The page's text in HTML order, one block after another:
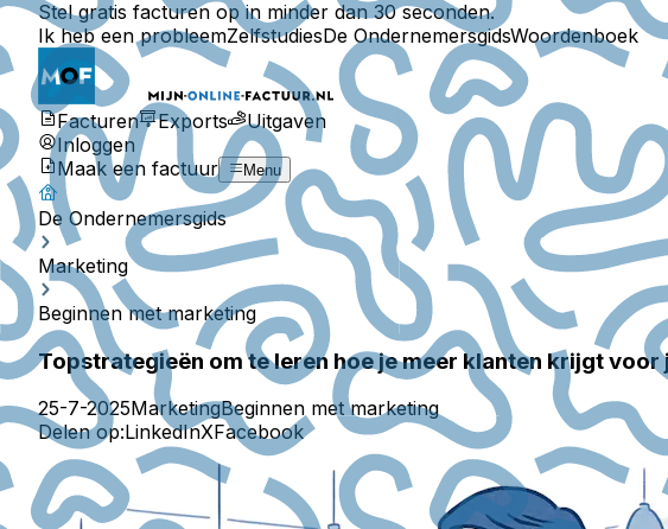
Stel gratis facturen op in minder dan 30 seconden.
Ik heb een probleemZelfstudiesDe OndernemersgidsWoordenboek
Facturen Exports
Uitgaven
Inloggen
Maak een factuur
Menu
De Ondernemersgids
Marketing
Beginnen met marketing
Topstrategieën om te leren hoe je meer klanten krijgt
25-7-2025MarketingBeginnen met marketing
Delen op:LinkedInXFacebook